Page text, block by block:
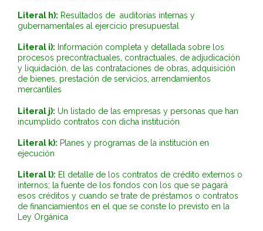
Literal h): Resultados de auditorías internas y
gubernamentales al ejercicio presupuestal
Literal i): Información completa y detallada sobre los
procesos precontractuales, contractuales, de adjudicación
y liquidación, de las contrataciones de obras, adquisición
de bienes, prestación de servicios, arrendamientos
mercantiles
Literal j): Un listado de las empresas y personas que han
incumplido contratos con dicha institución
Literal k): Planes y programas de la institución en
ejecución
Literal l): El detalle de los contratos de crédito externos o
internos; la fuente de los fondos con los que se pagará
esos créditos y cuando se trate de préstamos o contratos
de financiamientos en el que se conste lo previsto en la
Ley Orgánica